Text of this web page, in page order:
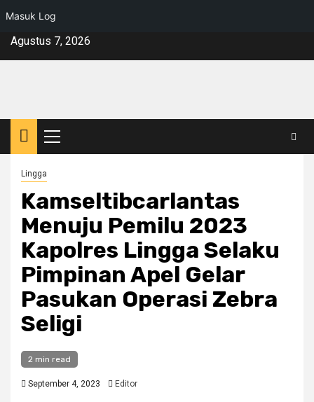
Masuk Log
SkipAgustus 7, 2026
Primary
Menu
Lingga
Kamseltibcarlantas
Menuju Pemilu 2023
Kapolres Lingga Selaku
Pimpinan Apel Gelar
Pasukan Operasi Zebra
Seligi
2 min read
September 4, 2023 Editor